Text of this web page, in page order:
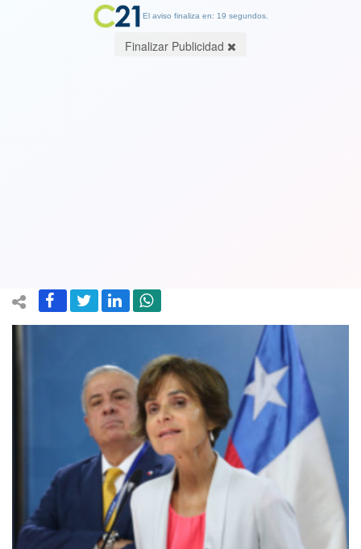
El aviso finaliza en: 19 segundos.
Finalizar Publicidad